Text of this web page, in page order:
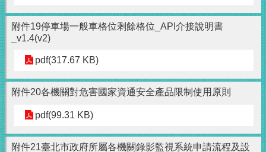
附件19停車場一般車格位剩餘格位_API介接說明書
_v1.4(v2)
pdf(317.67 KB)
附件20各機關對危害國家資通安全產品限制使用原則
pdf(99.31 KB)
附件21臺北市政府所屬各機關錄影監視系統申請流程及設